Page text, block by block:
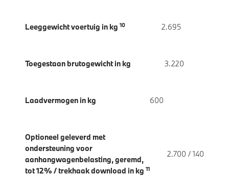
Leeggewicht voertuig in kg 10 2.695
Toegestaan brutogewicht in kg 3.220
Laadvermogen in kg 600
Optioneel geleverd met
ondersteuning voor
aanhangwagenbelasting, geremd,
tot 12% / trekhaak download in kg 11
2.700 / 140